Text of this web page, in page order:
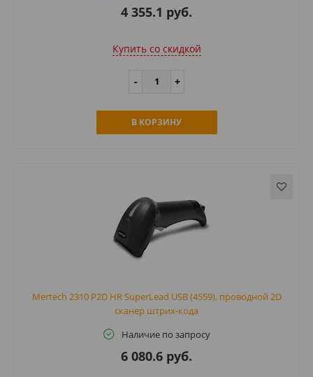
4 355.1 руб.
Купить cо скидкой
В КОРЗИНУ
Mertech 2310 P2D HR SuperLead USB (4559), проводной 2D
сканер штрих-кода
Наличие по запросу
6 080.6 руб.